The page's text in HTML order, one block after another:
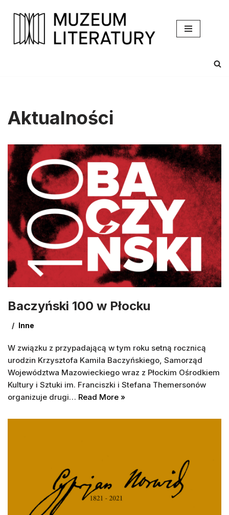
Przejdź
do
Aktualności
Baczyński 100 w Płocku
Inne
W związku z przypadającą w tym roku setną rocznicą
urodzin Krzysztofa Kamila Baczyńskiego, Samorząd
Województwa Mazowieckiego wraz z Płockim Ośrodkiem
Kultury i Sztuki im. Franciszki i Stefana Themersonów
organizuje drugi… Read More »